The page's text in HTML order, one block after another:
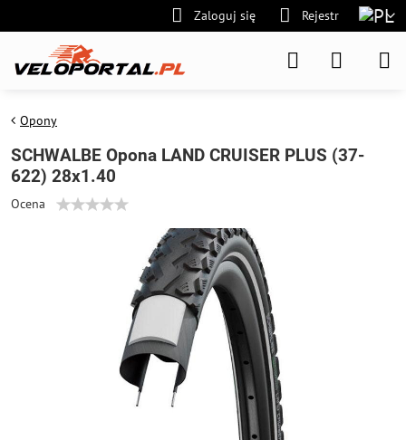
Zaloguj się Rejestr
Opony
SCHWALBE Opona LAND CRUISER PLUS (37-
622) 28x1.40
Ocena